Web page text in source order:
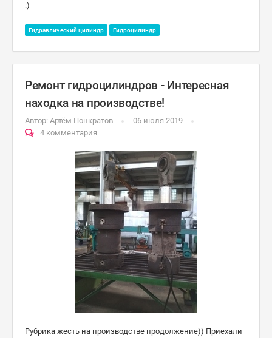
:)
Гидравлический цилиндр Гидроцилиндр
Ремонт гидроцилиндров - Интересная
находка на производстве!
Автор: Артём Понкратов
06 июля 2019
4 комментария
Рубрика жесть на производстве продолжение)) Приехали